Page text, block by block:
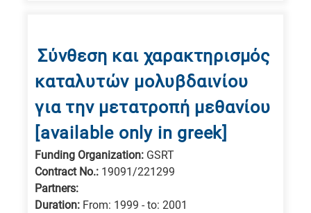
Σύνθεση και χαρακτηρισμός
καταλυτών μολυβδαινίου
για την μετατροπή μεθανίου
[available only in greek]
Funding Organization: GSRT
Contract No.: 19091/221299
Partners:
Duration: From: 1999 - to: 2001